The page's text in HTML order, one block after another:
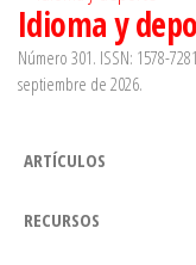
Idioma y
Número 301. ISSN: 1578-
septiembre de 2026.
ARTÍCULOS
RECURSOS